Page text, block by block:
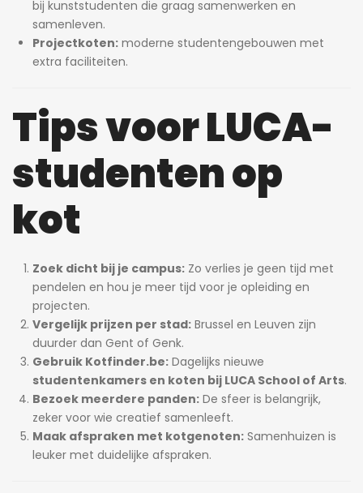
bij kunststudenten die graag samenwerken en
samenleven.
Projectkoten: moderne studentengebouwen met
extra faciliteiten.
Tips voor LUCA-
studenten op
kot
Zoek dicht bij je campus: Zo verlies je geen tijd met
pendelen en hou je meer tijd voor je opleiding en
projecten.
Vergelijk prijzen per stad: Brussel en Leuven zijn
duurder dan Gent of Genk.
Gebruik Kotfinder.be: Dagelijks nieuwe
studentenkamers en koten bij LUCA School of Arts.
Bezoek meerdere panden: De sfeer is belangrijk,
zeker voor wie creatief samenleeft.
Maak afspraken met kotgenoten: Samenhuizen is
leuker met duidelijke afspraken.